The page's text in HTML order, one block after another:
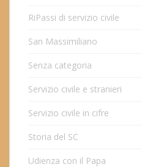
RiPassi di servizio civile
San Massimiliano
Senza categoria
Servizio civile e stranieri
Servizio civile in cifre
Storia del SC
Udienza con il Papa